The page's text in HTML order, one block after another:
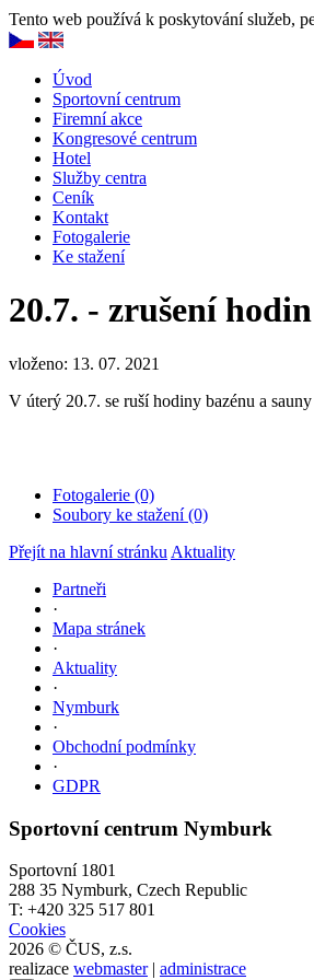
Tento web používá k poskytování služeb,
Úvod
Sportovní centrum
Firemní akce
Kongresové centrum
Hotel
Služby centra
Ceník
Kontakt
Fotogalerie
Ke stažení
20.7. - zrušení
vloženo: 13. 07. 2021
V úterý 20.7. se ruší hodiny bazénu a
Fotogalerie (0)
Soubory ke stažení (0)
Přejít na hlavní stránku Aktuality
Partneři
·
Mapa stránek
·
Aktuality
·
Nymburk
·
Obchodní podmínky
·
GDPR
Sportovní centrum Nymburk
Sportovní 1801
288 35 Nymburk, Czech Republic
T: +420 325 517 801
Cookies
2026 © ČUS, z.s.
realizace webmaster| administrace